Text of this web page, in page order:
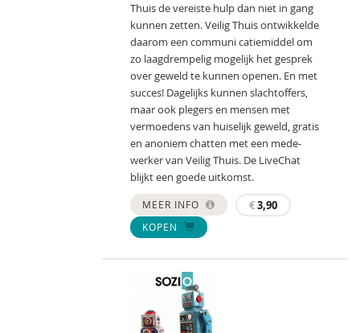
Thuis de vereiste hulp dan niet in gang
kunnen zetten. Veilig Thuis ontwikkelde
daarom een communi­ catiemiddel om
zo laagdrempelig mogelijk het gesprek
over geweld te kunnen openen. En met
succes! Dagelijks kunnen slachtoffers,
maar ook plegers en mensen met
vermoedens van huiselijk geweld, gratis
en anoniem chatten met een mede­
werker van Veilig Thuis. De LiveChat
blijkt een goede uitkomst.
MEER INFO €3,90
KOPEN